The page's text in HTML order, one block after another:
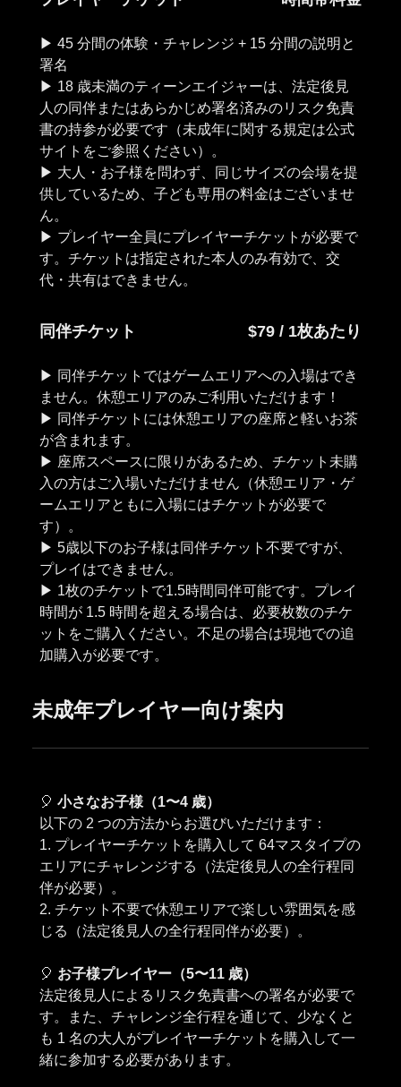
▶︎ 45 分間の体験・チャレンジ + 15 分間の説明と
署名
▶︎ 18 歳未満のティーンエイジャーは、法定後見
人の同伴またはあらかじめ署名済みのリスク免責
書の持参が必要です（未成年に関する規定は公式
サイトをご参照ください）。
▶︎ 大人・お子様を問わず、同じサイズの会場を提
供しているため、子ども専用の料金はございませ
ん。
▶︎ プレイヤー全員にプレイヤーチケットが必要で
す。チケットは指定された本人のみ有効で、交
同伴チケット $79 / 1枚あたり
▶︎ 同伴チケットではゲームエリアへの入場はでき
ません。休憩エリアのみご利用いただけます！
▶︎ 同伴チケットには休憩エリアの座席と軽いお茶
が含まれます。
▶︎ 座席スペースに限りがあるため、チケット未購
入の方はご入場いただけません（休憩エリア・ゲ
ームエリアともに入場にはチケットが必要で
す）。
▶︎ 5歳以下のお子様は同伴チケット不要ですが、
プレイはできません。
▶︎ 1枚のチケットで1.5時間同伴可能です。プレイ
時間が 1.5 時間を超える場合は、必要枚数のチケ
ットをご購入ください。不足の場合は現地での追
未成年プレイヤー向け案内
🎈 小さなお子様（1〜4 歳）
以下の 2 つの方法からお選びいただけます：
1. プレイヤーチケットを購入して 64マスタイプの
エリアにチャレンジする（法定後見人の全行程同
伴が必要）。
2. チケット不要で休憩エリアで楽しい雰囲気を感
じる（法定後見人の全行程同伴が必要）。
🎈 お子様プレイヤー（5〜11 歳）
法定後見人によるリスク免責書への署名が必要で
す。また、チャレンジ全行程を通じて、少なくと
も 1 名の大人がプレイヤーチケットを購入して一
緒に参加する必要があります。